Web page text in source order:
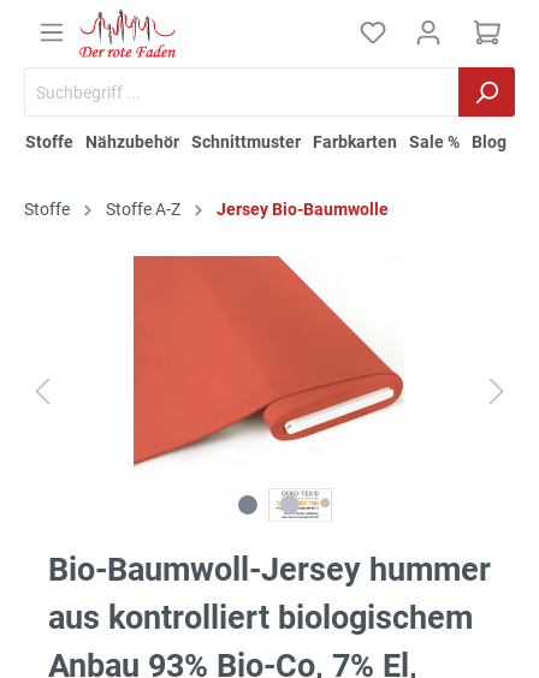
Stoffe Nähzubehör Schnittmuster Farbkarten Sale % Blog
Stoffe Stoffe A-Z Jersey Bio-Baumwolle
Bio-Baumwoll-Jersey hummer
aus kontrolliert biologischem
Anbau 93% Bio-Co, 7% El,